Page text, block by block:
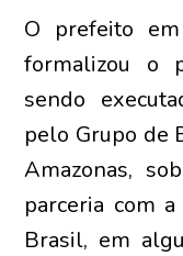
O prefeito em
formalizou o
sendo
pelo Grupo de
Amazonas,
parceria com
Brasil, em